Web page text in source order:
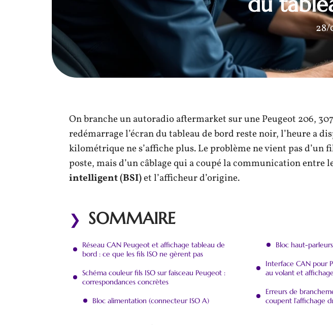
28/
On branche un autoradio aftermarket sur une Peugeot 206,
redémarrage l’écran du tableau de bord reste noir, l’heure a
kilométrique ne s’affiche plus. Le problème ne vient pas d’un
poste, mais d’un câblage qui a coupé la communication entre
intelligent (BSI)et l’afficheur d’origine.
SOMMAIRE
Réseau CAN Peugeot et affichage tableau de
bord : ce que les fils ISO ne gèrent pas
Schéma couleur fils ISO sur faisceau Peugeot :
correspondances concrètes
Bloc alimentation (connecteur ISO A)
Bloc haut-
Interface CAN pour
au volant et
Erreurs de
coupent l’affichage